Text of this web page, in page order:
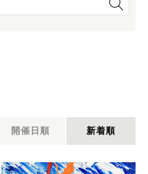
開催日順 新着順